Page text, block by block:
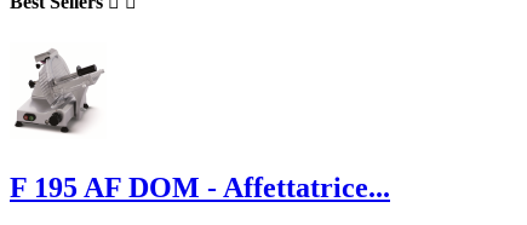
F 195 AF DOM - Affettatrice...